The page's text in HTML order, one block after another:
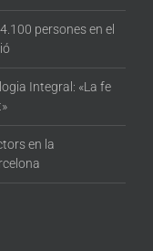
persones en el
Integral: «La fe
en la